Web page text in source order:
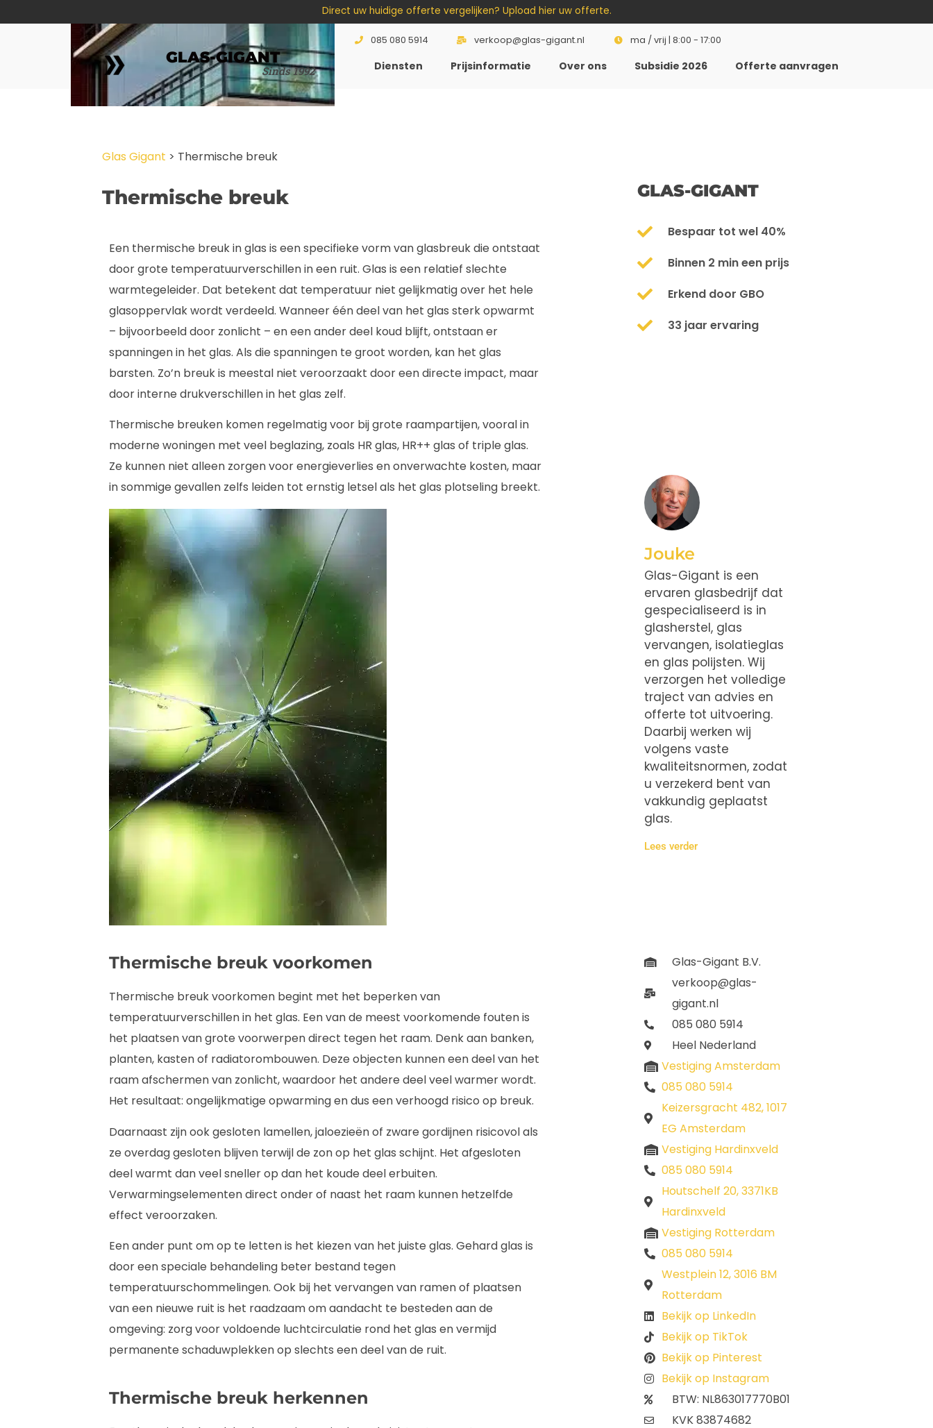
Direct uw huidige offerte vergelijken? Upload hier uw offerte.
GLAS-GIGANT
Sinds 1992
085 080 5914 verkoop@glas-gigant.nl ma / vrij | 8:00 - 17:00
Diensten Prijsinformatie Over ons Subsidie 2026 Offerte aanvragen
Glas Gigant > Thermische breuk
Thermische breuk
Een thermische breuk in glas is een specifieke vorm van glasbreuk die ontstaat
door grote temperatuurverschillen in een ruit. Glas is een relatief slechte
warmtegeleider. Dat betekent dat temperatuur niet gelijkmatig over het hele
glasoppervlak wordt verdeeld. Wanneer één deel van het glas sterk opwarmt
– bijvoorbeeld door zonlicht – en een ander deel koud blijft, ontstaan er
spanningen in het glas. Als die spanningen te groot worden, kan het glas
barsten. Zo’n breuk is meestal niet veroorzaakt door een directe impact, maar
door interne drukverschillen in het glas zelf.
Thermische breuken komen regelmatig voor bij grote raampartijen, vooral in
moderne woningen met veel beglazing, zoals HR glas, HR++ glas of triple glas.
Ze kunnen niet alleen zorgen voor energieverlies en onverwachte kosten, maar
in sommige gevallen zelfs leiden tot ernstig letsel als het glas plotseling breekt.
Thermische breuk voorkomen
Thermische breuk voorkomen begint met het beperken van
temperatuurverschillen in het glas. Een van de meest voorkomende fouten is
het plaatsen van grote voorwerpen direct tegen het raam. Denk aan banken,
planten, kasten of radiatorombouwen. Deze objecten kunnen een deel van het
raam afschermen van zonlicht, waardoor het andere deel veel warmer wordt.
Het resultaat: ongelijkmatige opwarming en dus een verhoogd risico op breuk.
Daarnaast zijn ook gesloten lamellen, jaloezieën of zware gordijnen risicovol als
ze overdag gesloten blijven terwijl de zon op het glas schijnt. Het afgesloten
deel warmt dan veel sneller op dan het koude deel erbuiten.
Verwarmingselementen direct onder of naast het raam kunnen hetzelfde
effect veroorzaken.
Een ander punt om op te letten is het kiezen van het juiste glas. Gehard glas is
door een speciale behandeling beter bestand tegen
temperatuurschommelingen. Ook bij het vervangen van ramen of plaatsen
van een nieuwe ruit is het raadzaam om aandacht te besteden aan de
omgeving: zorg voor voldoende luchtcirculatie rond het glas en vermijd
permanente schaduwplekken op slechts een deel van de ruit.
Thermische breuk herkennen
GLAS-GIGANT
Bespaar tot wel 40%
Binnen 2 min een prijs
Erkend door GBO
33 jaar ervaring
Jouke
Glas-Gigant is een
ervaren glasbedrijf dat
gespecialiseerd is in
glasherstel, glas
vervangen, isolatieglas
en glas polijsten. Wij
verzorgen het volledige
traject van advies en
offerte tot uitvoering.
Daarbij werken wij
volgens vaste
kwaliteitsnormen, zodat
u verzekerd bent van
vakkundig geplaatst
glas.
Lees verder
Glas-Gigant B.V.
verkoop@glas-
gigant.nl
085 080 5914
Heel Nederland
Vestiging Amsterdam
085 080 5914
Keizersgracht 482, 1017
EG Amsterdam
Vestiging Hardinxveld
085 080 5914
Houtschelf 20, 3371KB
Hardinxveld
Vestiging Rotterdam
085 080 5914
Westplein 12, 3016 BM
Rotterdam
Bekijk op LinkedIn
Bekijk op TikTok
Bekijk op Pinterest
Bekijk op Instagram
BTW: NL863017770B01
KVK 83874682